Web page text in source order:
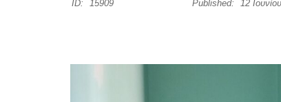
ID: 15909 Published: 12